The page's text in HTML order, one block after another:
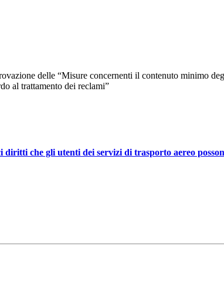
delle “Misure concernenti il contenuto minimo
al trattamento dei reclami”
che gli utenti dei servizi di trasporto aereo